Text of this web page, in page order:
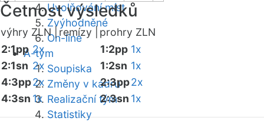
Uvolňování míst
Zvýhodněné
On-line
A-tým
Soupiska
Změny v kádru
Realizační tým
Statistiky
Četnost výsledků
výhry ZLN | remízy |
prohry ZLN
2:1pp 2x
2:1sn 2x
4:3pp2x
4:3sn 1x
1:2pp 1x
1:2sn 1x
2:3pp2x
2:3sn 1x